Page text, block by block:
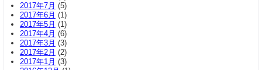
2017年7月 (5)
2017年6月 (1)
2017年5月 (1)
2017年4月 (6)
2017年3月 (3)
2017年2月 (2)
2017年1月 (3)